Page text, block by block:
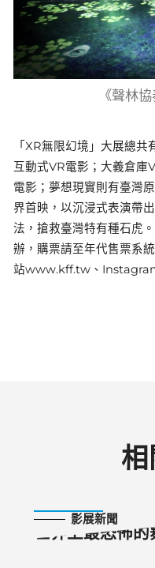
《聲林
「XR無限幻境」大展總
互動式VR電影；大義倉庫
電影；夢想現實則有臺灣
界首映，以沉浸式表演帶
法，搶救臺灣特有種石虎
辦，購票請至年代售票系
站www.kff.tw、
影展新聞
世界上最恐怖